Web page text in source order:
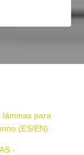
láminas para
(ES/EN)
-